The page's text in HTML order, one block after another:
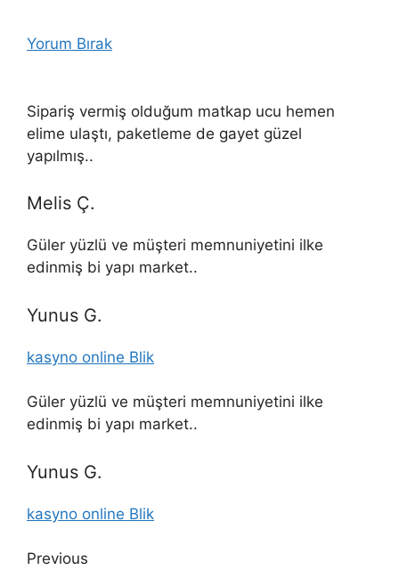
Yorum Bırak
Sipariş vermiş olduğum matkap ucu hemen
elime ulaştı, paketleme de gayet güzel
yapılmış..
Melis Ç.
Güler yüzlü ve müşteri memnuniyetini ilke
edinmiş bi yapı market..
Yunus G.
kasyno online Blik
Güler yüzlü ve müşteri memnuniyetini ilke
edinmiş bi yapı market..
Yunus G.
kasyno online Blik
Previous